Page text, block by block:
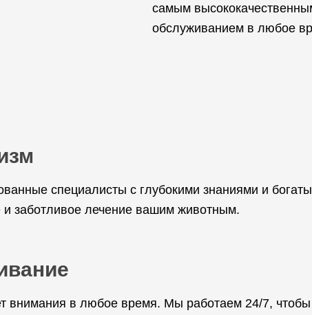
самым
обслуживанием в любое
специалисты с глубокими знаниями и
и заботливое лечение вашим животным.
внимания в любое время. Мы работаем 24/7,